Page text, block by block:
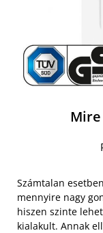
Számtalan
mennyire nagy
hiszen szinte
kialakult. Annak